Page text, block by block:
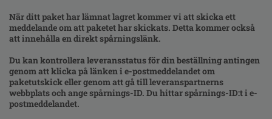
När ditt paket har lämnat lagret kommer vi att skicka ett
meddelande om att paketet har skickats. Detta kommer också
att innehålla en direkt spårningslänk.
Du kan kontrollera leveransstatus för din beställning antingen
genom att klicka på länken i e-postmeddelandet om
paketutskick eller genom att gå till leveranspartnerns
webbplats och ange spårnings-ID. Du hittar spårnings-ID:t i e-
postmeddelandet.